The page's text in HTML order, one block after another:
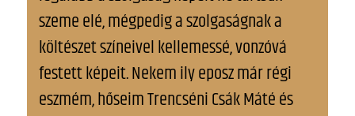
szeme elé, mégpedig a szolgaságnak a
költészet színeivel kellemessé, vonzóvá
festett képeit. Nekem ily eposz már régi
eszmém, hőseim Trencséni Csák Máté és